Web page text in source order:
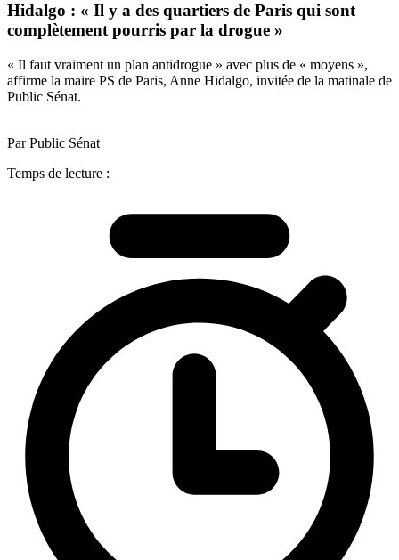
Hidalgo : « Il y a des quartiers de Paris qui sont
complètement pourris par la drogue »
« Il faut vraiment un plan antidrogue » avec plus de « moyens »,
affirme la maire PS de Paris, Anne Hidalgo, invitée de la matinale de
Public Sénat.
Par Public Sénat
Temps de lecture :